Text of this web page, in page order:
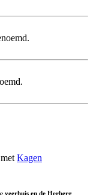
Kagen
veerhuis en de Herberg